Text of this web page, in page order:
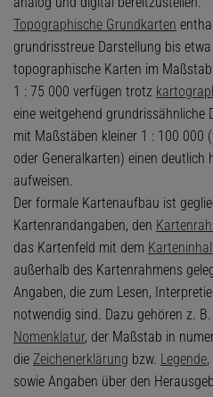
Topographische Grundkarten
grundrisstreue Darstellung bis
topographische Karten im
1 : 75 000 verfügen trotz
eine weitgehend grundrissähnliche
mit Maßstäben kleiner 1 : 100 000
oder Generalkarten) einen deutlich
aufweisen.
Der formale Kartenaufbau ist
Kartenrandangaben, den
das Kartenfeld mit dem
außerhalb des Kartenrahmens
Angaben, die zum Lesen,
notwendig sind. Dazu gehören z.
Nomenklatur, der Maßstab in
die Zeichenerklärung bzw. Legende
sowie Angaben über den